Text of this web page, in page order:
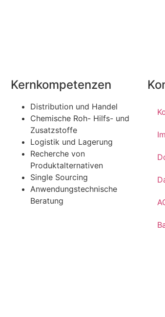
Kernkompetenzen
Distribution und Handel
Chemische Roh- Hilfs- und
Zusatzstoffe
Logistik und Lagerung
Recherche von
Produktalternativen
Single Sourcing
Anwendungstechnische
Beratung